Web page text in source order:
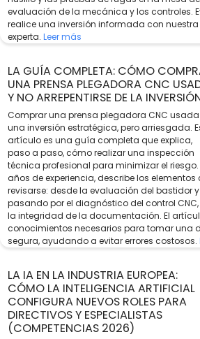
evaluación de la mecánica y los controles.
realice una inversión informada con
experta. Leer más
LA GUÍA COMPLETA: CÓMO
UNA PRENSA PLEGADORA CNC
Y NO ARREPENTIRSE DE LA
Comprar una prensa plegadora CNC usada
una inversión estratégica, pero arriesgada.
artículo es una guía completa que explica,
paso a paso, cómo realizar una inspección
técnica profesional para minimizar el riesgo.
años de experiencia, describe los elementos
revisarse: desde la evaluación del bastidor
pasando por el diagnóstico del control
la integridad de la documentación. El
conocimientos necesarios para tomar una
segura, ayudando a evitar errores costosos.
LA IA EN LA INDUSTRIA EUROPEA:
CÓMO LA INTELIGENCIA ARTIFICIAL
CONFIGURA NUEVOS ROLES PARA
DIRECTIVOS Y ESPECIALISTAS
(COMPETENCIAS 2026)